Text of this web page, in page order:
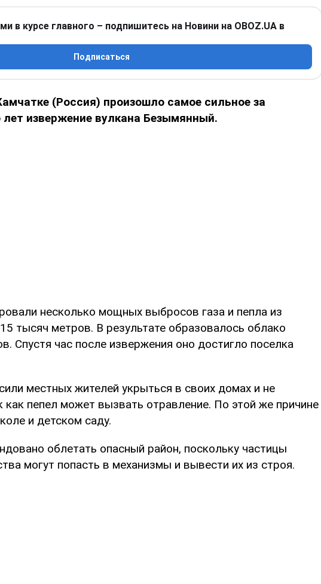
в курсе главного – подпишитесь на Новини на OBOZ.UA в
Подписаться
(Россия) произошло самое сильное за
лет извержение вулкана Безымянный.
несколько мощных выбросов газа и пепла из
тысяч метров. В результате образовалось облако
Спустя час после извержения оно достигло поселка
местных жителей укрыться в своих домах и не
как пепел может вызвать отравление. По этой же причине
и детском саду.
облетать опасный район, поскольку частицы
могут попасть в механизмы и вывести их из строя.